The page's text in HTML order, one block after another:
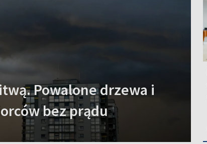
Powalone drzewa i
bez prądu